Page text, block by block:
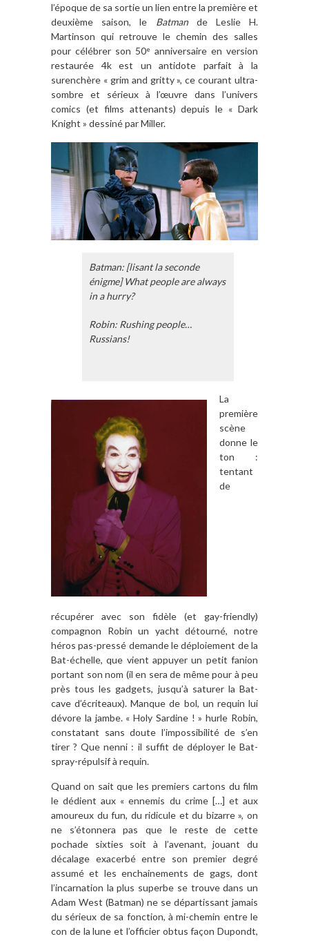
l’époque de sa sortie un lien entre la première et
deuxième saison, le Batmande Leslie H.
Martinson qui retrouve le chemin des salles
pour célébrer son 50e
anniversaire en version
restaurée 4k est un antidote parfait à la
surenchère « grim and gritty », ce courant ultra-
sombre et sérieux à l’œuvre dans l’univers
comics (et films attenants) depuis le « Dark
Knight » dessiné par Miller.
Batman: [lisant la seconde
énigme] What people are always
in a hurry?
Robin: Rushing people…
Russians!
La
première
scène
donne le
ton :
tentant
de
récupérer avec son fidèle (et gay-friendly)
compagnon Robin un yacht détourné, notre
héros pas-pressé demande le déploiement de la
Bat-échelle, que vient appuyer un petit fanion
portant son nom (il en sera de même pour à peu
près tous les gadgets, jusqu’à saturer la Bat-
cave d’écriteaux). Manque de bol, un requin lui
dévore la jambe. « Holy Sardine ! » hurle Robin,
constatant sans doute l’impossibilité de s’en
tirer ? Que nenni : il suffit de déployer le Bat-
spray-répulsif à requin.
Quand on sait que les premiers cartons du film
le dédient aux « ennemis du crime […] et aux
amoureux du fun, du ridicule et du bizarre », on
ne s’étonnera pas que le reste de cette
pochade sixties soit à l’avenant, jouant du
décalage exacerbé entre son premier degré
assumé et les enchainements de gags, dont
l’incarnation la plus superbe se trouve dans un
Adam West (Batman) ne se départissant jamais
du sérieux de sa fonction, à mi-chemin entre le
con de la lune et l’officier obtus façon Dupondt,